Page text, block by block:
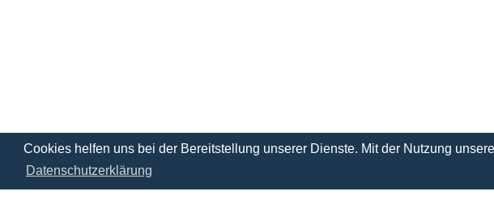
Cookies helfen uns bei der Bereitstellung unserer Dienste. Mit der Nutzung
Datenschutzerklärung